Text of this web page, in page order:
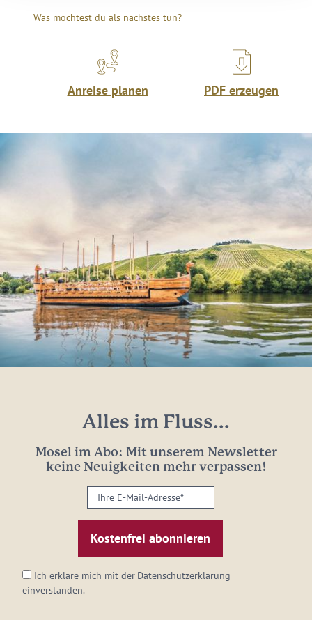
Was möchtest du als nächstes tun?
Anreise planen PDF erzeugen
Alles im Fluss...
Mosel im Abo: Mit unserem Newsletter
keine Neuigkeiten mehr verpassen!
Ihre
E-
Mail-
Adresse:
Ich erkläre mich mit der Datenschutzerklärung
einverstanden.